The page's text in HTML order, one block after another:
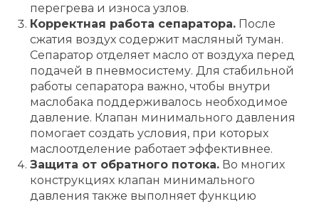
перегрева и износа узлов.
Корректная работа сепаратора. После
сжатия воздух содержит масляный туман.
Сепаратор отделяет масло от воздуха перед
подачей в пневмосистему. Для стабильной
работы сепаратора важно, чтобы внутри
маслобака поддерживалось необходимое
давление. Клапан минимального давления
помогает создать условия, при которых
маслоотделение работает эффективнее.
Защита от обратного потока. Во многих
конструкциях клапан минимального
давления также выполняет функцию